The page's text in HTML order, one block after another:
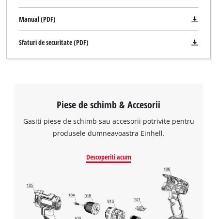
Avem nevoie de acordul dvs. pentru a
incarca serviciul Google Maps!
This content is not permitted to load due
to trackers that are not disclosed to the
visitor. The website owner needs to setup
the site with their CMP to add this content
Manual (PDF)
Sfaturi de securitate (PDF)
Piese de schimb & Accesorii
Gasiti piese de schimb sau accesorii potrivite pentru
produsele dumneavoastra Einhell.
Descoperiti acum